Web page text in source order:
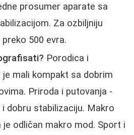
prosumer aparate sa
Za ozbiljniju
500 evra.
Porodica i
je mali kompakt sa dobrim
Priroda i putovanja -
dobru stabilizaciju. Makro
je odličan makro mod. Sport i